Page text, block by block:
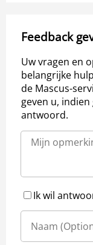
Feedback
Uw vragen en
belangrijke
de Mascus-
geven u,
antwoord.
Ik wil